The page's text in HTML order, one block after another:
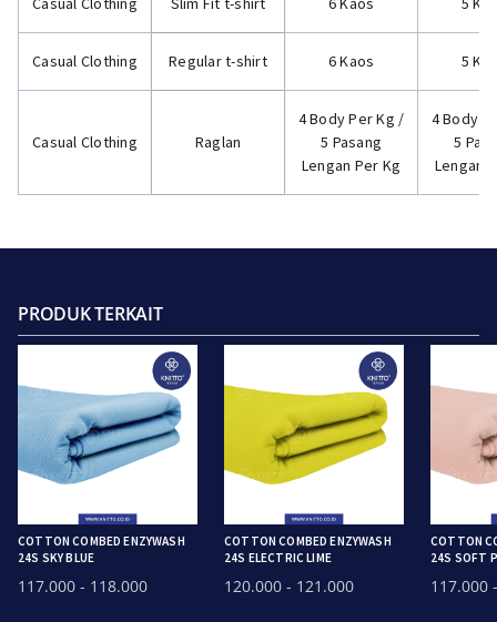
Casual Clothing Regular t-shirt 6 Kaos 5
Casual Clothing Raglan
4 Body Per Kg /
5 Pasang
Lengan Per Kg
4 Body
5
Lengan
PRODUK TERKAIT
COTTON COMBED ENZYWASH
24S SKY BLUE
117.000 - 118.000
COTTON COMBED ENZYWASH
24S ELECTRIC LIME
120.000 - 121.000
COTTON
24S SOFT
117.000